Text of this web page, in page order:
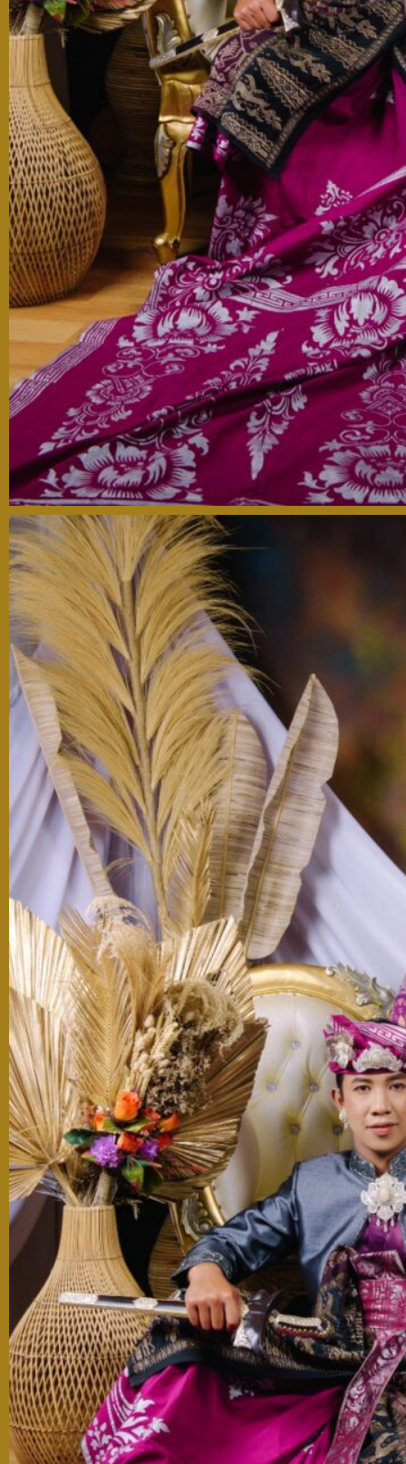
Kpd Bpk/Ibu/Saudara/i
Tanpa Mengurangi Rasa Hormat, Kami Mengundang
Anda Untuk Berhadir Di Acara Pernikahan Kami.
Buka Undangan
Mohon maaf apabila ada kesalahan penulisan nama/gelar